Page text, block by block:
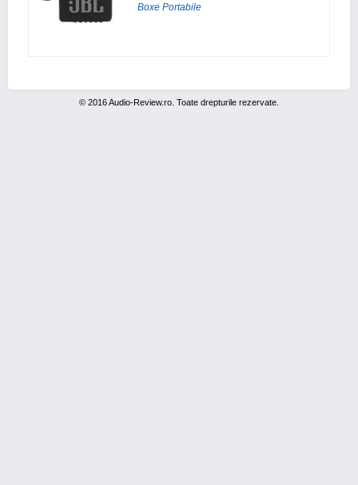
Boxe Portabile
© 2016 Audio-Review.ro. Toate drepturile rezervate.